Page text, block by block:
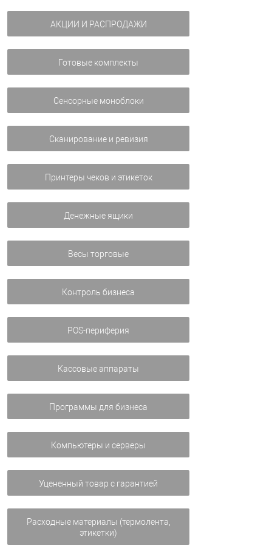
АКЦИИ И РАСПРОДАЖИ
Готовые комплекты
Сенсорные моноблоки
Сканирование и ревизия
Принтеры чеков и этикеток
Денежные ящики
Весы торговые
Контроль бизнеса
POS-периферия
Кассовые аппараты
Программы для бизнеса
Компьютеры и серверы
Уцененный товар с гарантией
Расходные материалы (термолента,
этикетки)